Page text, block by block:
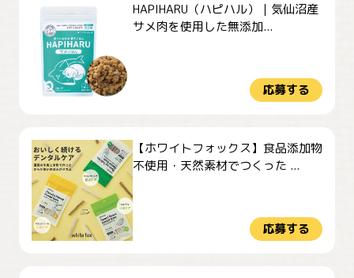
HAPIHARU（ハピハル）｜気仙沼産
サメ肉を使用した無添加...
応募する
【ホワイトフォックス】食品添加物
不使用・天然素材でつくった ...
応募する